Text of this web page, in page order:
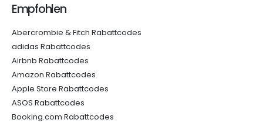
Empfohlen
Abercrombie & Fitch Rabattcodes
adidas Rabattcodes
Airbnb Rabattcodes
Amazon Rabattcodes
Apple Store Rabattcodes
ASOS Rabattcodes
Booking.com Rabattcodes